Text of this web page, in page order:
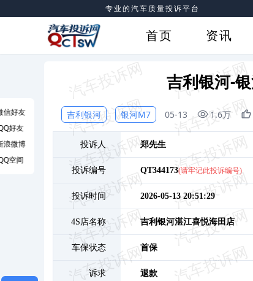
专业的汽车质量投诉平台
首页 资讯
吉利银河-
吉利银河 银河M7 05-13 1.6万
投诉人 郑先生
投诉编号 QT344173(请牢记此投诉编号)
投诉时间 2026-05-13 20:51:29
4S店名称 吉利银河湛江喜悦海田店
车保状态 首保
诉求 退款
信好友
好友
浪微博
空间